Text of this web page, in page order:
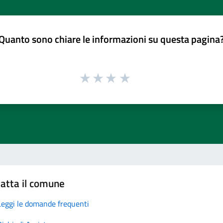
sono chiare le informazioni su questa
il comune
le domande frequenti